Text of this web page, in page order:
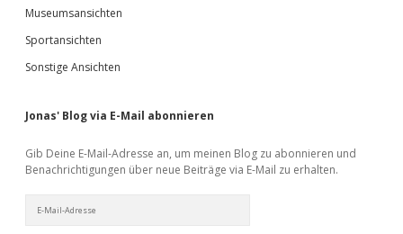
Museumsansichten
Sportansichten
Sonstige Ansichten
Jonas' Blog via E-Mail abonnieren
Gib Deine E-Mail-Adresse an, um meinen Blog zu abonnieren und
Benachrichtigungen über neue Beiträge via E-Mail zu erhalten.
Mail-